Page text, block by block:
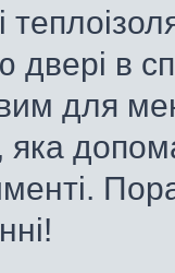
двері в
для
яка